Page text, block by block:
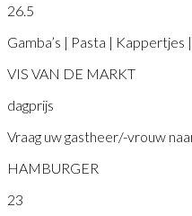
26.5
Gamba’s | Pasta |
VIS VAN DE MARKT
dagprijs
Vraag uw gastheer/-vrouw
HAMBURGER
23